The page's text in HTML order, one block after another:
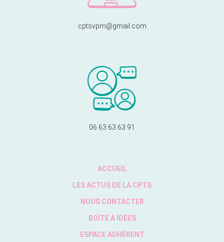
cptsvpm@gmail.com
06 63 63 63 91
ACCUEIL
LES ACTUS DE LA CPTS
NOUS CONTACTER
BOÎTE À IDÉES
ESPACE ADHÉRENT